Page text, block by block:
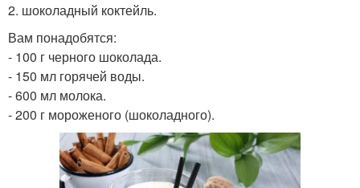
2. шоколадный коктейль.
Вам понадобятся:
- 100 г черного шоколада.
- 150 мл горячей воды.
- 600 мл молока.
- 200 г мороженого (шоколадного).